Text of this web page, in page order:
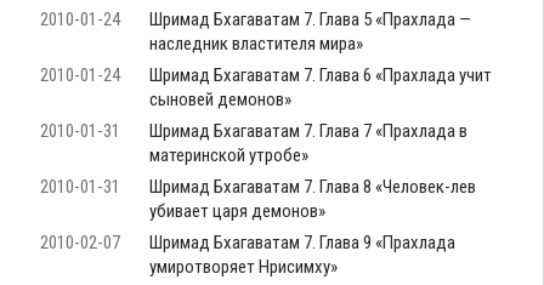
2010-01-24
Шримад Бхагаватам 7. Глава 5 «Прахлада —
наследник властителя мира»
2010-01-24
Шримад Бхагаватам 7. Глава 6 «Прахлада учит
сыновей демонов»
2010-01-31
Шримад Бхагаватам 7. Глава 7 «Прахлада в
материнской утробе»
2010-01-31
Шримад Бхагаватам 7. Глава 8 «Человек-лев
убивает царя демонов»
2010-02-07
Шримад Бхагаватам 7. Глава 9 «Прахлада
умиротворяет Нрисимху»